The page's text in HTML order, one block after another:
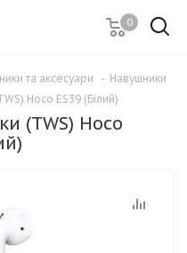
0
та аксесуари - Навушники
Hoco ES39 (Білий)
(TWS) Hoco